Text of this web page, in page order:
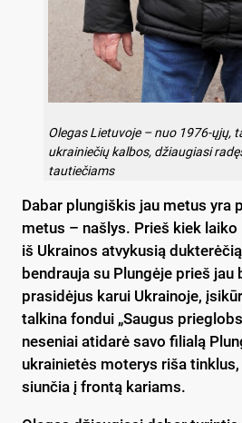
Olegas Lietuvoje – nuo 1976-ųjų,
ukrainiečių kalbos, džiaugiasi
tautiečiams
Dabar plungiškis jau metus yra
metus – našlys. Prieš kiek
iš Ukrainos atvykusią
bendrauja su Plungėje prieš jau
prasidėjus karui Ukrainoje,
talkina fondui „Saugus
neseniai atidarė savo filialą
ukrainietės moterys riša
siunčia į frontą kariams.